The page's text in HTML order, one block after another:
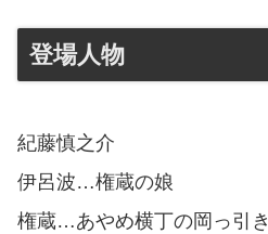
登場人物
紀藤慎之介
伊呂波…権蔵の娘
権蔵…あやめ横丁の岡っ引き